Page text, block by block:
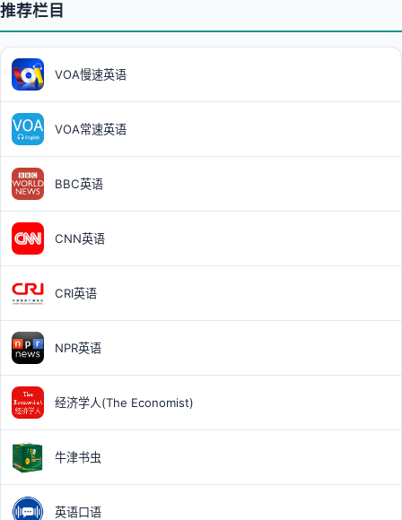
推荐栏目
VOA慢速英语
VOA常速英语
BBC英语
CNN英语
CRI英语
NPR英语
经济学人(The Economist)
牛津书虫
英语口语